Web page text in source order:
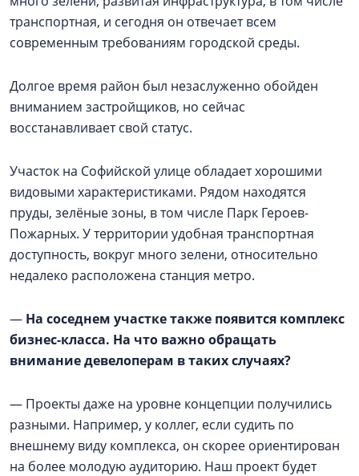
транспортная, и сегодня он отвечает всем
современным требованиям городской среды.
Долгое время район был незаслуженно обойден
вниманием застройщиков, но сейчас
восстанавливает свой статус.
Участок на Софийской улице обладает хорошими
видовыми характеристиками. Рядом находятся
пруды, зелёные зоны, в том числе Парк Героев-
Пожарных. У территории удобная транспортная
доступность, вокруг много зелени, относительно
недалеко расположена станция метро.
— На соседнем участке также появится комплекс
бизнес-класса. На что важно обращать
внимание девелоперам в таких случаях?
— Проекты даже на уровне концепции получились
разными. Например, у коллег, если судить по
внешнему виду комплекса, он скорее ориентирован
на более молодую аудиторию. Наш проект будет